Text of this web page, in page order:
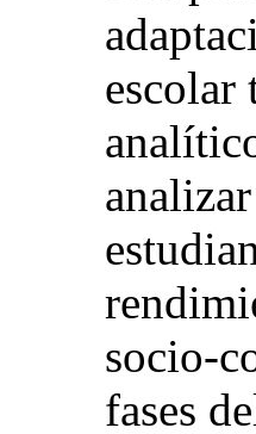
escolar
socio-
fases